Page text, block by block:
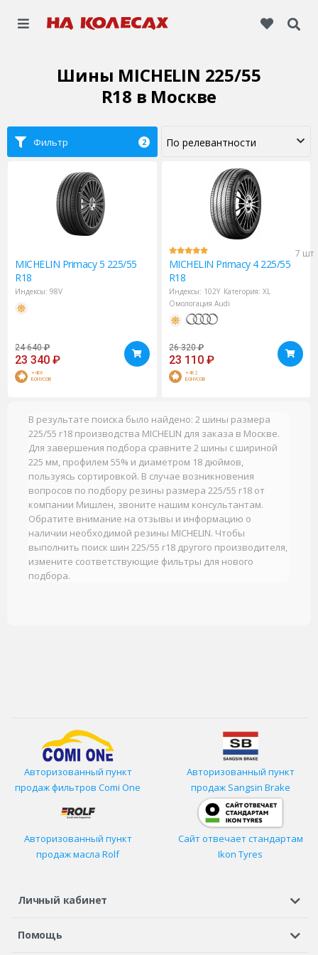
Шины MICHELIN 225/55
R18 в Москве
Фильтр 2
MICHELIN Primacy 5 225/55
R18
Индексы: 98V
24 640 ₽
23 340 ₽
+466
БОНУСОВ
7 шт
MICHELIN Primacy 4 225/55
R18
Индексы: 102Y Категория: XL
Омологация Audi
26 320 ₽
23 110 ₽
+462
БОНУСОВ
В результате поиска было найдено: 2 шины размера
225/55 r18 производства MICHELIN для заказа в Москве.
Для завершения подбора сравните 2 шины с шириной
225 мм, профилем 55% и диаметром 18 дюймов,
пользуясь сортировкой. В случае возникновения
вопросов по подбору резины размера 225/55 r18 от
компании Мишлен, звоните нашим консультантам.
Обратите внимание на отзывы и информацию о
наличии необходимой резины MICHELIN. Чтобы
выполнить поиск шин 225/55 r18 другого производителя,
измените соответствующие фильтры для нового
подбора.
Авторизованный пункт
продаж фильтров Comi One
Авторизованный пункт
продаж Sangsin Brake
Авторизованный пункт
продаж масла Rolf
Сайт отвечает стандартам
Ikon Tyres
Личный кабинет
Регистрация или вход
Помощь